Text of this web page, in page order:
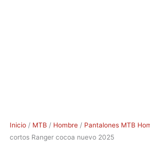
Inicio / MTB / Hombre / Pantalones MTB
cortos Ranger cocoa nuevo 2025